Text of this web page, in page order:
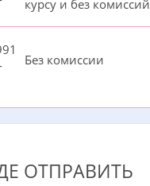
курсу и без комиссий
Без комиссии
ОТПРАВИТЬ